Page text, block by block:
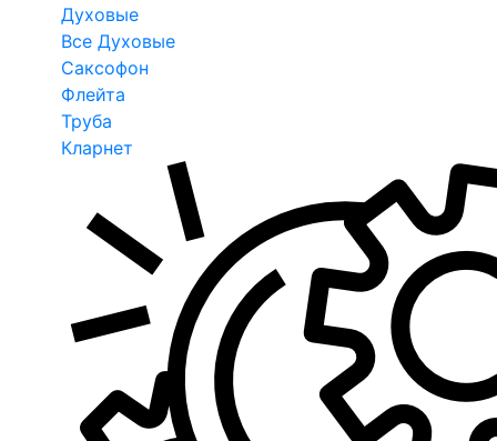
Духовые
Все Духовые
Саксофон
Флейта
Труба
Кларнет